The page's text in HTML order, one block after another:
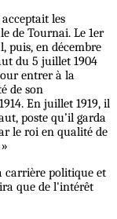
les
de Tournai. Le 1er
puis, en décembre
du 5 juillet 1904
entrer à la
de son
En juillet 1919, il
poste qu’il garda
le roi en qualité de
carrière politique et
que de l'intérêt